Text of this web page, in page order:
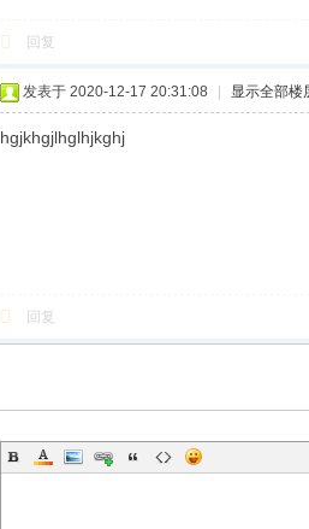
回复
发表于 2020-12-17 20:31:08 显示全部楼
hgjkhgjlhglhjkghj
回复